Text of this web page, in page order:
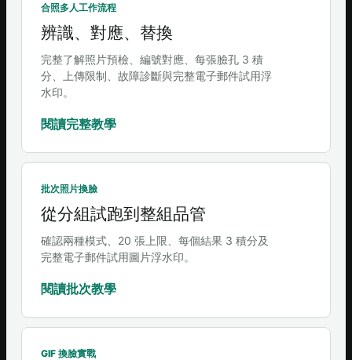
合照多人工作流程
辨識、對應、替換
完整了解照片預檢、編號對應、每張臉孔 3 積
分、上傳限制、故障診斷與完整電子郵件試用浮
水印。
閱讀完整教學
批次照片換臉
從分組試跑到整組品管
確認兩種模式、20 張上限、每個結果 3 積分及
完整電子郵件試用圖片浮水印。
閱讀批次教學
GIF 換臉實戰